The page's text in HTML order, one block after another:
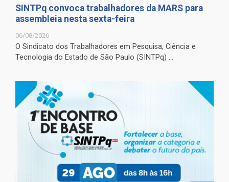
SINTPq convoca trabalhadores da MARS para
assembleia nesta sexta-feira
06/08/2026
O Sindicato dos Trabalhadores em Pesquisa, Ciência e
Tecnologia do Estado de São Paulo (SINTPq) ...